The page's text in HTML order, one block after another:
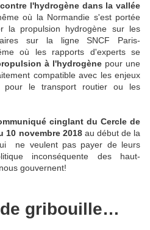
l'hydrogène dans la vallée
où la Normandie s'est portée
la propulsion hydrogène sur les
sur la ligne SNCF Paris-
où les rapports d'experts se
à l'hydrogènepour une
compatible avec les enjeux
pour le transport routier ou les
cinglant du Cercle de
10 novembre 2018au début de la
ne veulent pas payer de leurs
inconséquente des haut-
gouvernent!
gribouille…